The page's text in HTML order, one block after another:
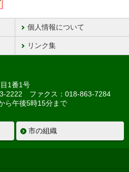
個人情報について
リンク集
1番1号
2222 ファクス：018-863-7284
ら午後5時15分まで
市の組織